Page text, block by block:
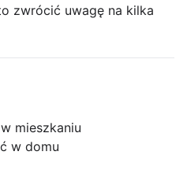
zwrócić uwagę na kilka
mieszkaniu
w domu